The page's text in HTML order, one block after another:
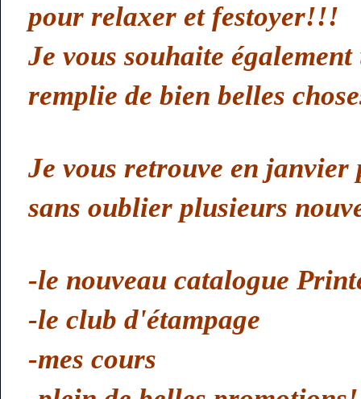
pour relaxer et festoyer!!!
Je vous souhaite
remplie de bien belles
Je vous retrouve en
sans oublier plusieurs
-le nouveau catalogue
-le club d'étampage
-mes cours